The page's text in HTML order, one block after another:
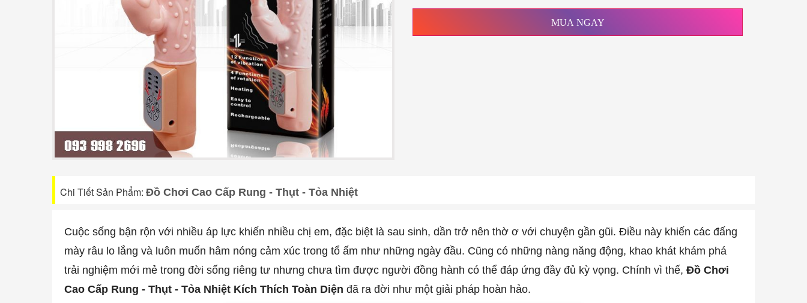
MUA NGAY
Chi Tiết Sản Phẩm: Đồ Chơi Cao Cấp Rung - Thụt - Tỏa Nhiệt
Cuộc sống bận rộn với nhiều áp lực khiến nhiều chị em, đặc biệt là sau sinh, dần trở nên thờ ơ với chuyện gần gũi. Điều này khiến các đấng
mày râu lo lắng và luôn muốn hâm nóng cảm xúc trong tổ ấm như những ngày đầu. Cũng có những nàng năng động, khao khát khám phá
trải nghiệm mới mẻ trong đời sống riêng tư nhưng chưa tìm được người đồng hành có thể đáp ứng đầy đủ kỳ vọng. Chính vì thế, Đồ Chơi
Cao Cấp Rung - Thụt - Tỏa Nhiệt Kích Thích Toàn Diện đã ra đời như một giải pháp hoàn hảo.